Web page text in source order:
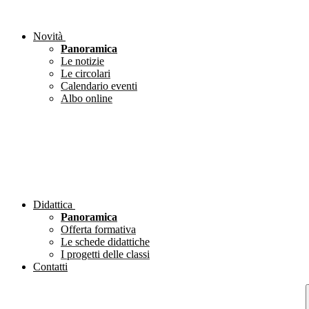
Novità
Panoramica
Le notizie
Le circolari
Calendario eventi
Albo online
Didattica
Panoramica
Offerta formativa
Le schede didattiche
I progetti delle classi
Contatti